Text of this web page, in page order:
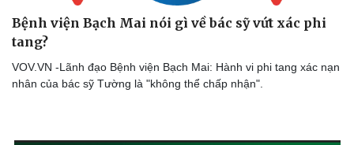
Bệnh viện Bạch Mai nói gì về bác sỹ vứt xác phi
tang?
VOV.VN -Lãnh đạo Bệnh viện Bạch Mai: Hành vi phi tang xác nạn
nhân của bác sỹ Tường là "không thể chấp nhận".